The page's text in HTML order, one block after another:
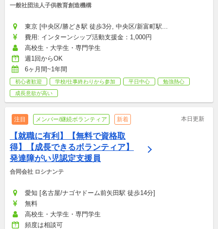
一般社団法人子供教育創造機構
東京 [中央区/勝どき駅 徒歩3分, 中央区/新富町駅...
費用: インターンシップ活動支援金：1,000円
高校生・大学生・専門学生
週1回からOK
6ヶ月間~1年間
初心者歓迎 学校/仕事終わりから参加 平日中心
勉強熱心
成長意欲が高い
注目 メンバー/継続ボランティア 新着 本日更新
【就職に有利】【無料で資格取
得】【成長できるボランティア】
発達障がい児認定支援員
合同会社 ロシナンテ
愛知 [名古屋/ナゴヤドーム前矢田駅 徒歩14分]
無料
高校生・大学生・専門学生
頻度は相談可